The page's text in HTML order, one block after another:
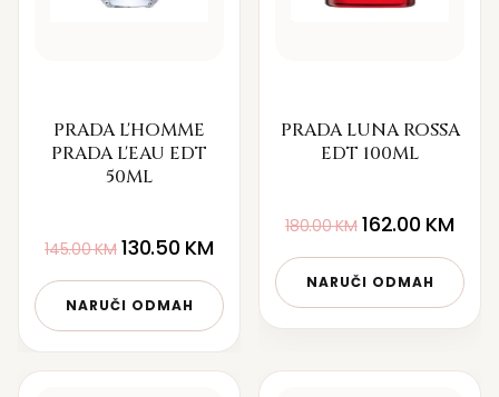
PRADA L'HOMME
PRADA L'EAU EDT
50ML
145.00KM 130.50 KM
NARUČI ODMAH
PRADA LUNA ROSSA
EDT 100ML
180.00KM 162.00 KM
NARUČI ODMAH